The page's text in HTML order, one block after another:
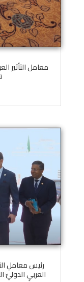
معامل التأثير
رئيس معاملِ
العربيِ الدوليِّ